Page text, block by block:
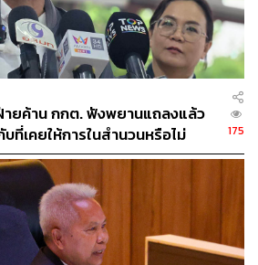
น ส.ส. จังหวัดเชียงราย พรรคเพื่อ
นไม่จำเป็นต้องพูดมาก ยิ่งพูดมากจะ
ว่าระเบียบข้อบังคับการประชุมเป็น
มีเอกสิทธิ์ที่จะเข้าหรือไม่เข้าร่วม
นเลย
ล่าวใคร แต่เพียงเน้นย้ำไว้ เพราะ
งเวงในห้องประชุมอีก จากนั้นจึงได้
ระชุม ปรากฏว่า สมาชิกในห้อง
214 คน ไม่ถึงกึ่งหนึ่งของสมาชิก
คับ ทำให้ประธานสั่งปิดการประชุม
ายค้าน กกต. ฟังพยานแถลงแล้ว
ที่เคยให้การในสำนวนหรือไม่
175